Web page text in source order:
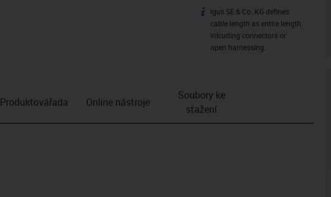
igus-icon-info
igus SE & Co. KG defines
cable length as entire length
inlcuding connectors or
open harnessing.
Produktová­řada Online nástroje
Soubory ke
stažení